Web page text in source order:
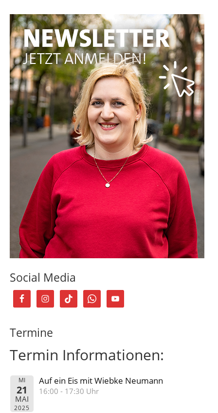
Social Media
Termine
Termin Informationen:
MI
21
MAI
2025
Auf ein Eis mit Wiebke Neumann
16:00 - 17:30 Uhr